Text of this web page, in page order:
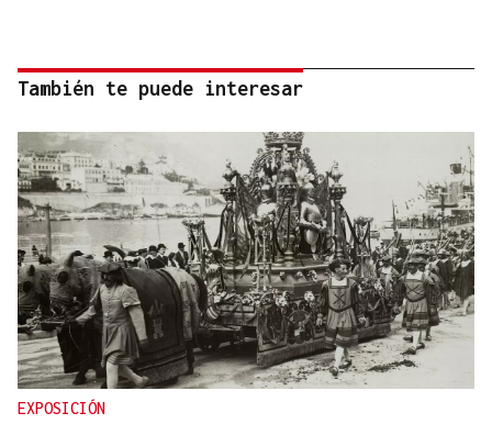
También te puede interesar
EXPOSICIÓN